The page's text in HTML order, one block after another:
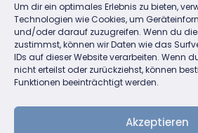
Um dir ein optimales Erlebnis zu bieten,
Technologien wie Cookies, um
und/oder darauf zuzugreifen. Wenn du
zustimmst, können wir Daten wie das
IDs auf dieser Website verarbeiten. Wenn
nicht erteilst oder zurückziehst, können
Funktionen beeinträchtigt werden.
Akzeptieren
Tel.: +49(0)30 883 86 86
Fax:+49(0)30 882 45 80